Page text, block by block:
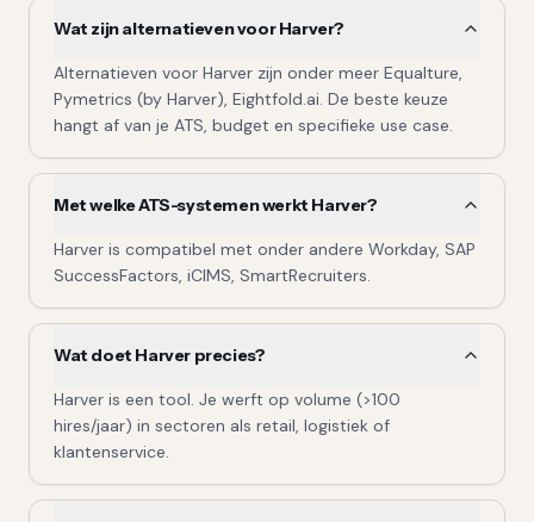
Wat zijn alternatieven voor Harver?
Alternatieven voor Harver zijn onder meer Equalture,
Pymetrics (by Harver), Eightfold.ai. De beste keuze
hangt af van je ATS, budget en specifieke use case.
Met welke ATS-systemen werkt Harver?
Harver is compatibel met onder andere Workday, SAP
SuccessFactors, iCIMS, SmartRecruiters.
Wat doet Harver precies?
Harver is een tool. Je werft op volume (>100
hires/jaar) in sectoren als retail, logistiek of
klantenservice.